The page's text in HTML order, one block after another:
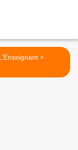
L'Enseignant >